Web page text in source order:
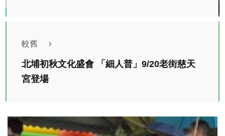
較舊
北埔初秋文化盛會 「細人普」9/20老街慈天
宮登場